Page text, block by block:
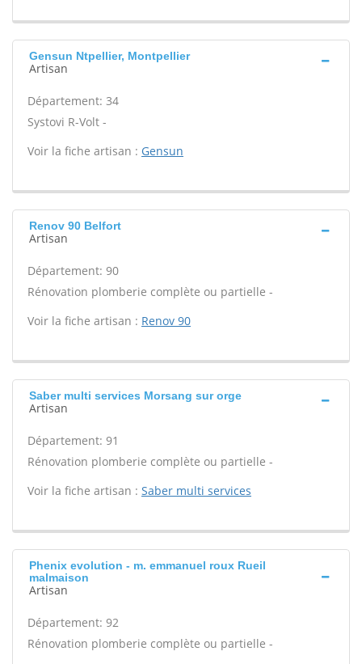
Gensun Ntpellier, Montpellier
Artisan
Département: 34
Systovi R-Volt -
Voir la fiche artisan : Gensun
Renov 90 Belfort
Artisan
Département: 90
Rénovation plomberie complète ou partielle -
Voir la fiche artisan : Renov 90
Saber multi services Morsang sur orge
Artisan
Département: 91
Rénovation plomberie complète ou partielle -
Voir la fiche artisan : Saber multi services
Phenix evolution - m. emmanuel roux Rueil
malmaison
Artisan
Département: 92
Rénovation plomberie complète ou partielle -